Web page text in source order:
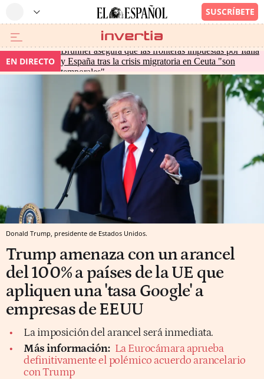
EN DIRECTO
Brunner asegura que las fronteras impuestas por Italia
y España tras la crisis migratoria en Ceuta "son
temporales"
Donald Trump, presidente de Estados Unidos.
Trump amenaza con un arancel
del 100% a países de la UE que
apliquen una 'tasa Google' a
empresas de EEUU
La imposición del arancel será inmediata.
Más información: La Eurocámara aprueba
definitivamente el polémico acuerdo arancelario
con Trump